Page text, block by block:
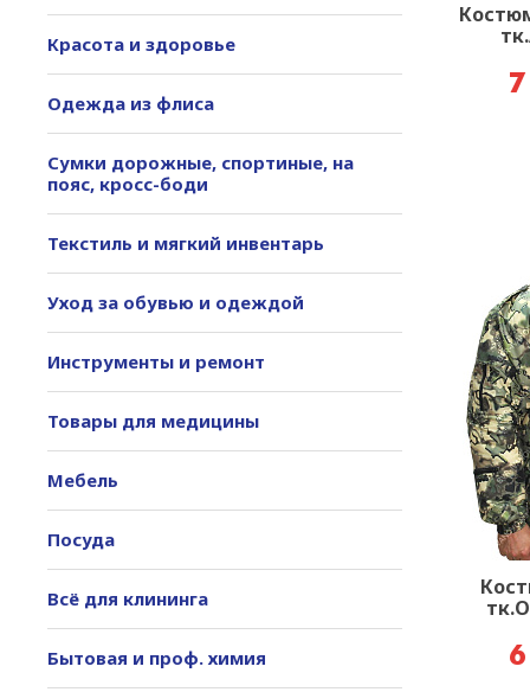
Красота и здоровье
Одежда из флиса
Сумки дорожные, спортиные, на
пояс, кросс-боди
Текстиль и мягкий инвентарь
Уход за обувью и одеждой
Инструменты и ремонт
Товары для медицины
Мебель
Посуда
Всё для клининга
Бытовая и проф. химия